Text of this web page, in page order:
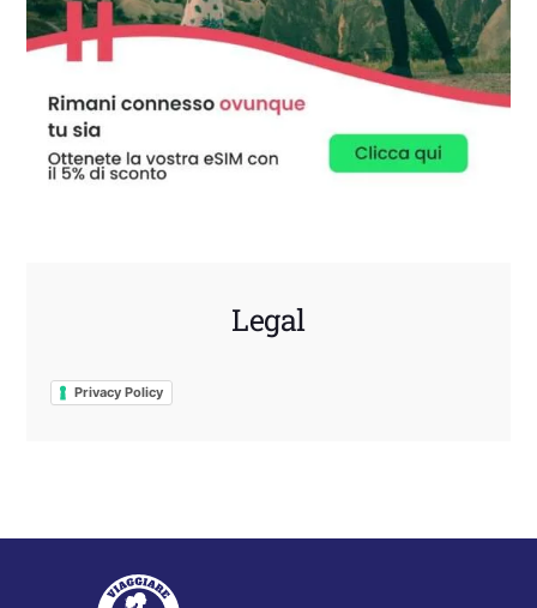
Legal
Privacy Policy